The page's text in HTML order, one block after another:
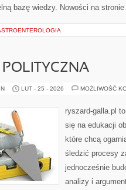
bazę wiedzy. Nowości na
POLITYCZNA
LUT - 25 - 2026 MOŻLIWOŚĆ
ryszard-galla.pl
się na edukacji
które chcą
śledzić procesy
jednocześnie
analizy i